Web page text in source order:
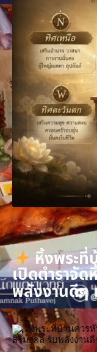
หิ้งพระที่
เปิดตำราจั
พลังงานดีๆ
หิ้งพระที่บ้านควรหั
สิริมงคล รับพลังงาน